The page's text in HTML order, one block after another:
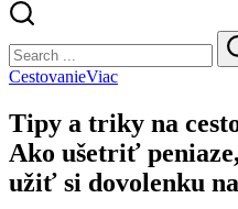
Search
CestovanieViac
Tipy a triky na
Ako ušetriť
užiť si dovolenku